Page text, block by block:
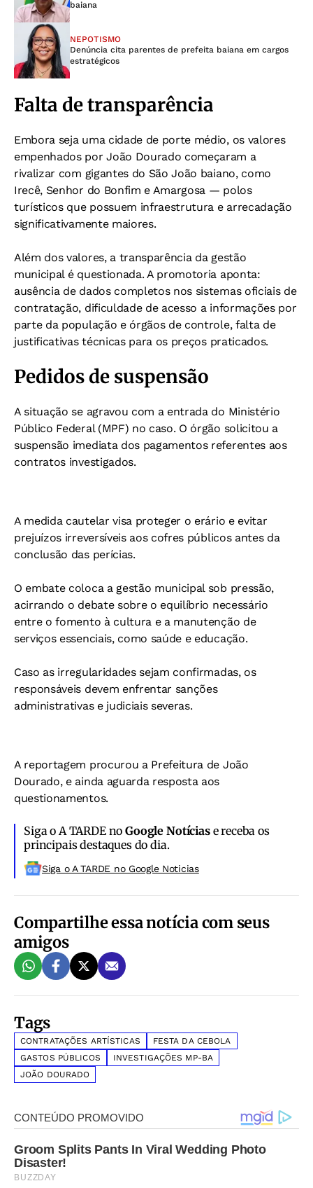
baiana
NEPOTISMO
Denúncia cita parentes de prefeita baiana em cargos
estratégicos
Falta de transparência
Embora seja uma cidade de porte médio, os valores
empenhados por João Dourado começaram a
rivalizar com gigantes do São João baiano, como
Irecê, Senhor do Bonfim e Amargosa — polos
turísticos que possuem infraestrutura e arrecadação
significativamente maiores.
Além dos valores, a transparência da gestão
municipal é questionada. A promotoria aponta:
ausência de dados completos nos sistemas oficiais de
contratação, dificuldade de acesso a informações por
parte da população e órgãos de controle, falta de
justificativas técnicas para os preços praticados.
Pedidos de suspensão
A situação se agravou com a entrada do Ministério
Público Federal (MPF) no caso. O órgão solicitou a
suspensão imediata dos pagamentos referentes aos
contratos investigados.
A medida cautelar visa proteger o erário e evitar
prejuízos irreversíveis aos cofres públicos antes da
conclusão das perícias.
O embate coloca a gestão municipal sob pressão,
acirrando o debate sobre o equilíbrio necessário
entre o fomento à cultura e a manutenção de
serviços essenciais, como saúde e educação.
Caso as irregularidades sejam confirmadas, os
responsáveis devem enfrentar sanções
administrativas e judiciais severas.
A reportagem procurou a Prefeitura de João
Dourado, e ainda aguarda resposta aos
questionamentos.
Siga o A TARDE noGoogle Notíciase receba os
principais destaques do dia.
Siga o A TARDE no Google Noticias
Compartilhe essa notícia com seus
amigos
Tags
CONTRATAÇÕES ARTÍSTICAS
FESTA DA CEBOLA
GASTOS PÚBLICOS
INVESTIGAÇÕES MP-BA
JOÃO DOURADO